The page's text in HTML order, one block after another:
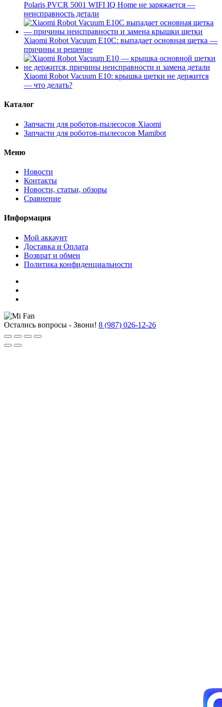
Polaris PVCR 5001 WIFI IQ Home не заряжается —
неисправность детали
Xiaomi Robot Vacuum E10C: выпадает основная щетка —
причины и решение
Xiaomi Robot Vacuum E10: крышка щетки не держится
— что делать?
Каталог
Запчасти для роботов-пылесосов Xiaomi
Запчасти для роботов-пылесосов Mamibot
Меню
Новости
Контакты
Новости, статьи, обзоры
Сравнение
Информация
Мой аккаунт
Доставка и Оплата
Возврат и обмен
Политика конфиденциальности
Остались вопросы - Звони! 8 (987) 026-12-26